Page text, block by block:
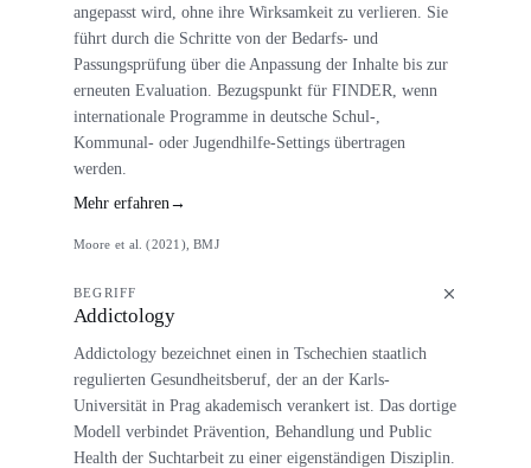
angepasst wird, ohne ihre Wirksamkeit zu verlieren. Sie
führt durch die Schritte von der Bedarfs- und
Passungsprüfung über die Anpassung der Inhalte bis zur
erneuten Evaluation. Bezugspunkt für FINDER, wenn
internationale Programme in deutsche Schul-,
Kommunal- oder Jugendhilfe-Settings übertragen
werden.
Mehr erfahren →
Moore et al. (2021), BMJ
BEGRIFF
Addictology
Addictology bezeichnet einen in Tschechien staatlich
regulierten Gesundheitsberuf, der an der Karls-
Universität in Prag akademisch verankert ist. Das dortige
Modell verbindet Prävention, Behandlung und Public
Health der Suchtarbeit zu einer eigenständigen Disziplin.